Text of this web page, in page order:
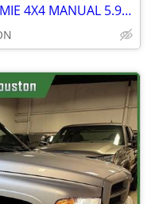
2001 DODGE RAM 2500 SLT LARAMIE 4X4 MANUAL 5.9L CUMMINS DIESEL